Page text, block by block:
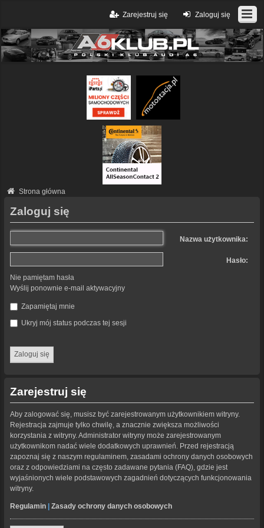
Zaloguj się
Zarejestruj się
Strona główna
Zaloguj się
Nazwa użytkownika:
Hasło:
Nie pamiętam hasła
Wyślij ponownie e-mail aktywacyjny
Zapamiętaj mnie
Ukryj mój status podczas tej sesji
Zarejestruj się
Aby zalogować się, musisz być zarejestrowanym użytkownikiem witryny.
Rejestracja zajmuje tylko chwilę, a znacznie zwiększa możliwości
korzystania z witryny. Administrator witryny może zarejestrowanym
użytkownikom nadać wiele dodatkowych uprawnień. Przed rejestracją
zapoznaj się z naszym regulaminem, zasadami ochrony danych osobowych
oraz z odpowiedziami na często zadawane pytania (FAQ), gdzie jest
wyjaśnionych wiele podstawowych zagadnień dotyczących funkcjonowania
witryny.
Regulamin Zasady ochrony danych osobowych